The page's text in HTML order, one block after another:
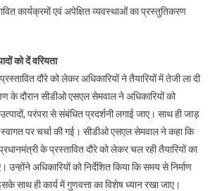
कार्यक्रमों एवं अपेक्षित व्यवस्थाओं का प्रस्तुतिकरण
को दें वरियता
दौरे को लेकर अधिकारियों ने तैयारियों में तेजी ला दी
के दौरान सीडीओ एसएल सेमवाल ने अधिकारियों को
परंपरा से संबंधित प्रदर्शनी लगाई जाए। साथ ही जाड़
पर चर्चा की गई। सीडीओ एसएल सेमवाल ने कहा कि
के प्रस्तावित दौरे को लेकर चल रही तैयारियों का
उन्होंने अधिकारियों को निर्देशित किया कि समय से निर्माण
साथ ही कार्य में गुणवत्ता का विशेष ध्यान रखा जाए।